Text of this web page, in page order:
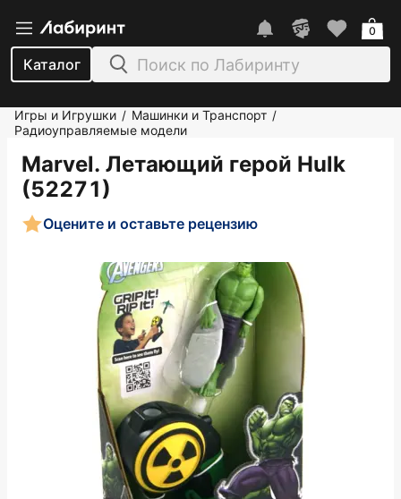
Каталог
0
Игры и Игрушки / Машинки и Транспорт /
Радиоуправляемые модели
Marvel. Летающий герой Hulk
(52271)
Оцените и оставьте рецензию